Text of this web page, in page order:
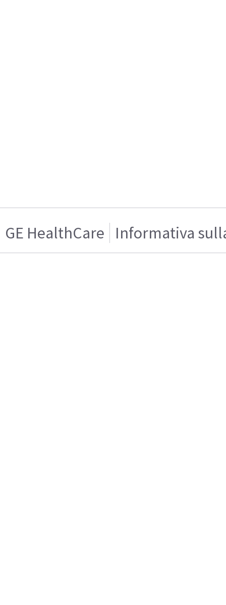
GE HealthCare Informativa